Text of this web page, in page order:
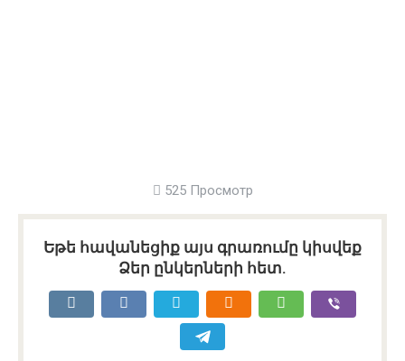
525 Просмотр
Եթե հավանեցիք այս գրառումը կիսվեք
Ձեր ընկերների հետ.